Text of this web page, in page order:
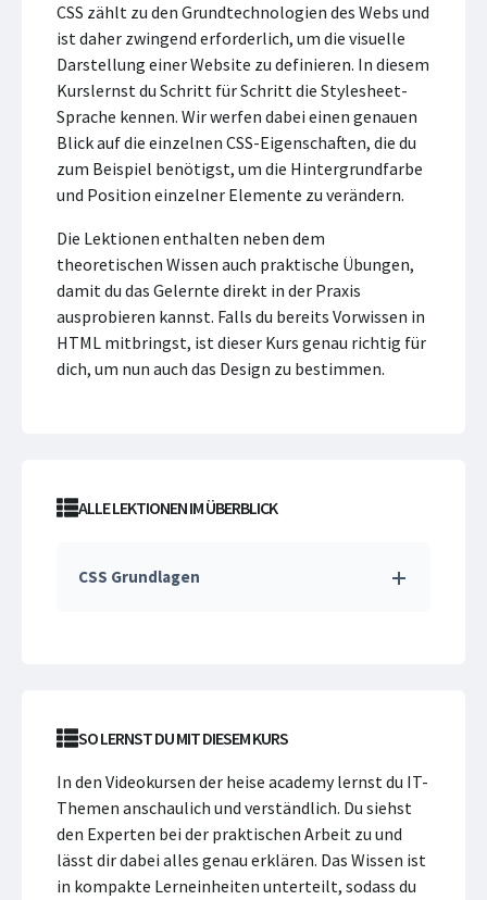
CSS zählt zu den Grundtechnologien des Webs und
ist daher zwingend erforderlich, um die visuelle
Darstellung einer Website zu definieren. In diesem
Kurslernst du Schritt für Schritt die Stylesheet-
Sprache kennen. Wir werfen dabei einen genauen
Blick auf die einzelnen CSS-Eigenschaften, die du
zum Beispiel benötigst, um die Hintergrundfarbe
und Position einzelner Elemente zu verändern.
Die Lektionen enthalten neben dem
theoretischen Wissen auch praktische Übungen,
damit du das Gelernte direkt in der Praxis
ausprobieren kannst. Falls du bereits Vorwissen in
HTML mitbringst, ist dieser Kurs genau richtig für
dich, um nun auch das Design zu bestimmen.
ALLE LEKTIONEN IM ÜBERBLICK
CSS Grundlagen
SO LERNST DU MIT DIESEM KURS
In den Videokursen der heise academy lernst du IT-
Themen anschaulich und verständlich. Du siehst
den Experten bei der praktischen Arbeit zu und
lässt dir dabei alles genau erklären. Das Wissen ist
in kompakte Lerneinheiten unterteilt, sodass du